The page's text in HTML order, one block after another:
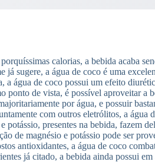
calorias, a bebida acaba
já sugere, a água de coco é uma
a água de coco possui um efeito
ponto de vista, é possível aproveitar a
por água, e possuir
com outros eletrólitos, a água
potássio, presentes na bebida, fazem
de magnésio e potássio pode ser
antioxidantes, a água de coco
já citado, a bebida ainda possui